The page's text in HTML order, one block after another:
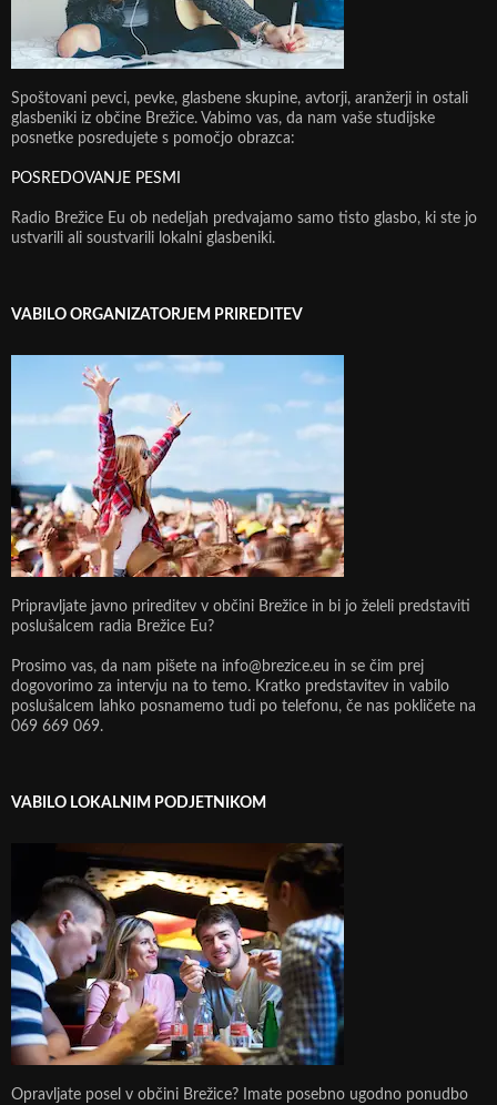
Spoštovani pevci, pevke, glasbene skupine, avtorji, aranžerji in ostali
glasbeniki iz občine Brežice. Vabimo vas, da nam vaše studijske
posnetke posredujete s pomočjo obrazca:
POSREDOVANJE PESMI
Radio Brežice Eu ob nedeljah predvajamo samo tisto glasbo, ki ste jo
ustvarili ali soustvarili lokalni glasbeniki.
VABILO ORGANIZATORJEM PRIREDITEV
Pripravljate javno prireditev v občini Brežice in bi jo želeli predstaviti
poslušalcem radia Brežice Eu?
Prosimo vas, da nam pišete na info@brezice.eu in se čim prej
dogovorimo za intervju na to temo. Kratko predstavitev in vabilo
poslušalcem lahko posnamemo tudi po telefonu, če nas pokličete na
069 669 069.
VABILO LOKALNIM PODJETNIKOM
Opravljate posel v občini Brežice? Imate posebno ugodno ponudbo